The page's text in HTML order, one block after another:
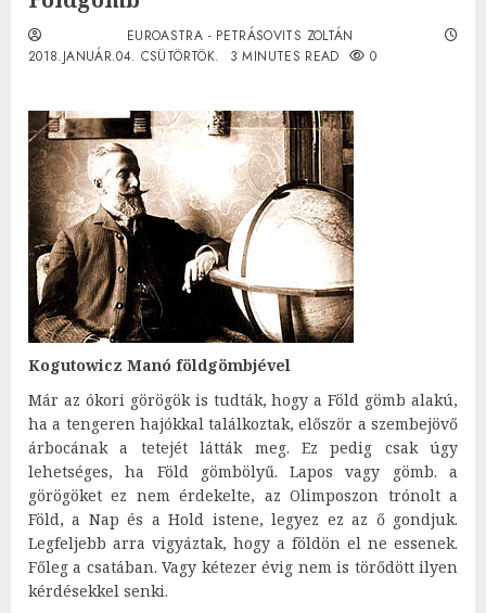
EUROASTRA - PETRÁSOVITS ZOLTÁN
2018.JANUÁR.04. CSÜTÖRTÖK.
3 MINUTES READ 0
Kogutowicz Manó földgömbjével
Már az ókori görögök is tudták, hogy a Föld gömb alakú,
ha a tengeren hajókkal találkoztak, először a szembejövő
árbocának a tetejét látták meg. Ez pedig csak úgy
lehetséges, ha Föld gömbölyű. Lapos vagy gömb. a
görögöket ez nem érdekelte, az Olimposzon trónolt a
Föld, a Nap és a Hold istene, legyez ez az ő gondjuk.
Legfeljebb arra vigyáztak, hogy a földön el ne essenek.
Főleg a csatában. Vagy kétezer évig nem is törődött ilyen
kérdésekkel senki.